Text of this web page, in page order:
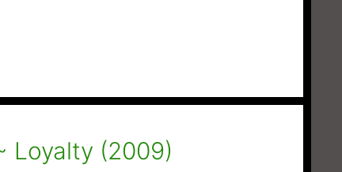
Loyalty (2009)